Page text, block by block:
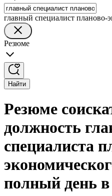
главный специалист планово-
Резюме
Найти
Резюме
должность
специалиста
полный день